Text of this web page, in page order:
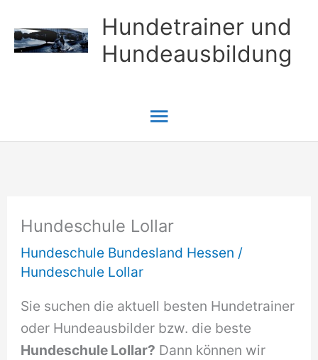
Inhalt
springen
Hundetrainer und
Hundeausbildung
Hauptmenü
Hundeschule Lollar
Hundeschule Bundesland Hessen /
Hundeschule Lollar
Sie suchen die aktuell besten Hundetrainer
oder Hundeausbilder bzw. die beste
Hundeschule Lollar? Dann können wir